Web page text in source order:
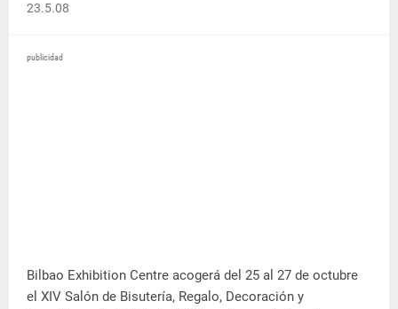
23.5.08
publicidad
Bilbao Exhibition Centre acogerá del 25 al 27 de octubre
el XIV Salón de Bisutería, Regalo, Decoración y